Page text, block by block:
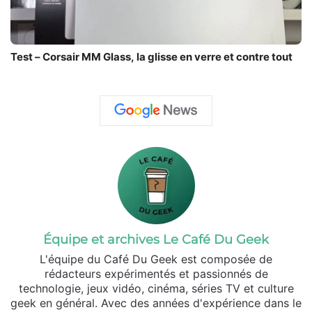
Test – Corsair MM Glass, la glisse en verre et contre tout
Équipe et archives Le Café Du Geek
L'équipe du Café Du Geek est composée de
rédacteurs expérimentés et passionnés de
technologie, jeux vidéo, cinéma, séries TV et culture
geek en général. Avec des années d'expérience dans le